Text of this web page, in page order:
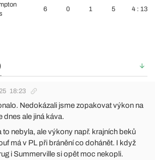
6 0 1 5 4 : 13
18:23
Nedokázali jsme zopakovat výkon na
dnes ale jiná káva.
nebyla, ale výkony např. krajních beků
má v PL při bránění co dohánět. I když
i Summerville si opět moc nekopli.